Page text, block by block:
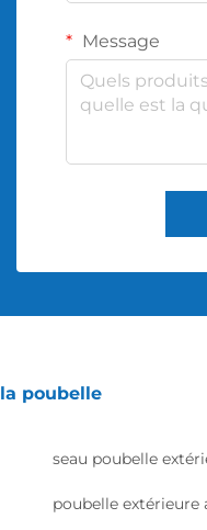
Message
la poubelle
seau poubelle
poubelle extérieure